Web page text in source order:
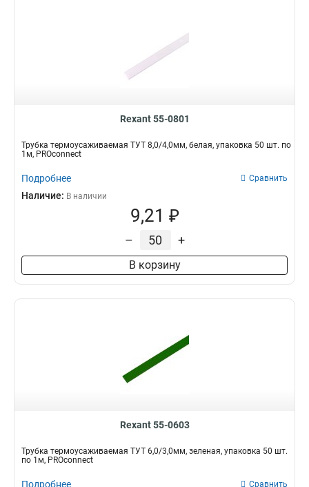
Rexant 55-0801
Трубка термоусаживаемая ТУТ 8,0/4,0мм, белая, упаковка 50 шт. по
1м, PROconnect
Подробнее Сравнить
Наличие: В наличии
9,21 ₽
– +
В корзину
Rexant 55-0603
Трубка термоусаживаемая ТУТ 6,0/3,0мм, зеленая, упаковка 50 шт.
по 1м, PROconnect
Подробнее Сравнить